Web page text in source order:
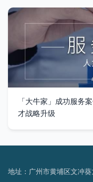
「大牛家」成功服务
才战略升级
地址：广州市黄埔区文冲